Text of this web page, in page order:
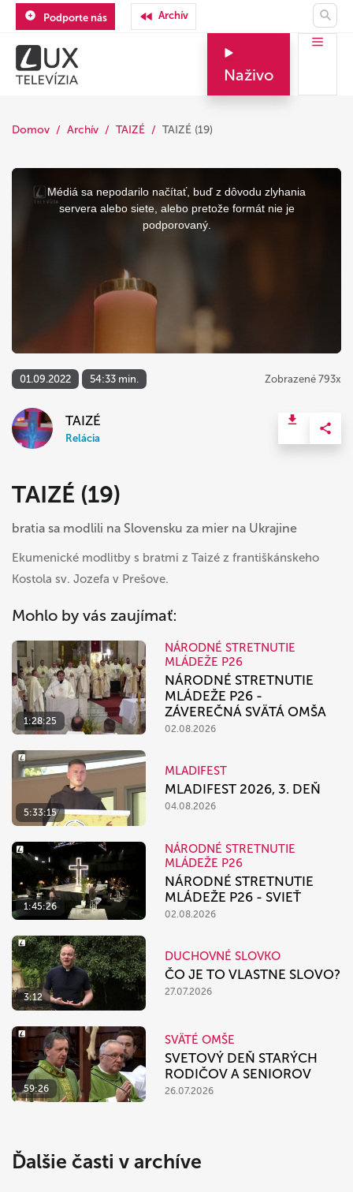
Podporte nás Archív
Naživo
Domov Archív TAIZÉ TAIZÉ (19)
This
window.
Médiá sa nepodarilo načítať, buď z dôvodu zlyhania
servera alebo siete, alebo pretože formát nie je
podporovaný.
01.09.2022 54:33 min. Zobrazené 793x
TAIZÉ
Relácia
TAIZÉ (19)
bratia sa modlili na Slovensku za mier na Ukrajine
Ekumenické modlitby s bratmi z Taizé z františkánskeho
Kostola sv. Jozefa v Prešove.
Mohlo by vás zaujímať:
1:28:25
NÁRODNÉ STRETNUTIE
MLÁDEŽE P26
NÁRODNÉ STRETNUTIE
MLÁDEŽE P26 -
ZÁVEREČNÁ SVÄTÁ OMŠA
02.08.2026
5:33:15
MLADIFEST
MLADIFEST 2026, 3. DEŇ
04.08.2026
1:45:26
NÁRODNÉ STRETNUTIE
MLÁDEŽE P26
NÁRODNÉ STRETNUTIE
MLÁDEŽE P26 - SVIEŤ
02.08.2026
3:12
DUCHOVNÉ SLOVKO
ČO JE TO VLASTNE SLOVO?
27.07.2026
59:26
SVÄTÉ OMŠE
SVETOVÝ DEŇ STARÝCH
RODIČOV A SENIOROV
26.07.2026
Ďalšie časti v archíve